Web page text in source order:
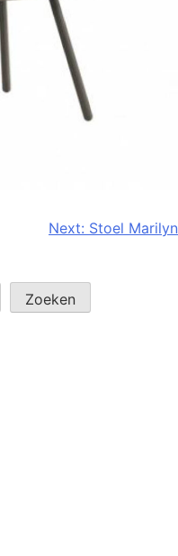
Next: Stoel Marilyn
Zoeken